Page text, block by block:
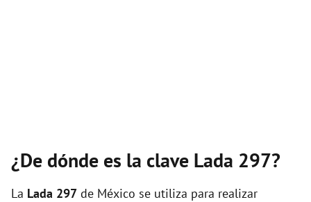
¿De dónde es la clave Lada 297?
La Lada 297 de México se utiliza para realizar